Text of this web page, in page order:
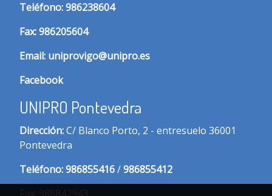
Teléfono:986238604
Fax:986205604
Email: uniprovigo@unipro.es
Facebook
UNIPRO Pontevedra
Dirección:C/ Blanco Porto, 2 - entresuelo 36001
Pontevedra
Teléfono:986855416/986855412